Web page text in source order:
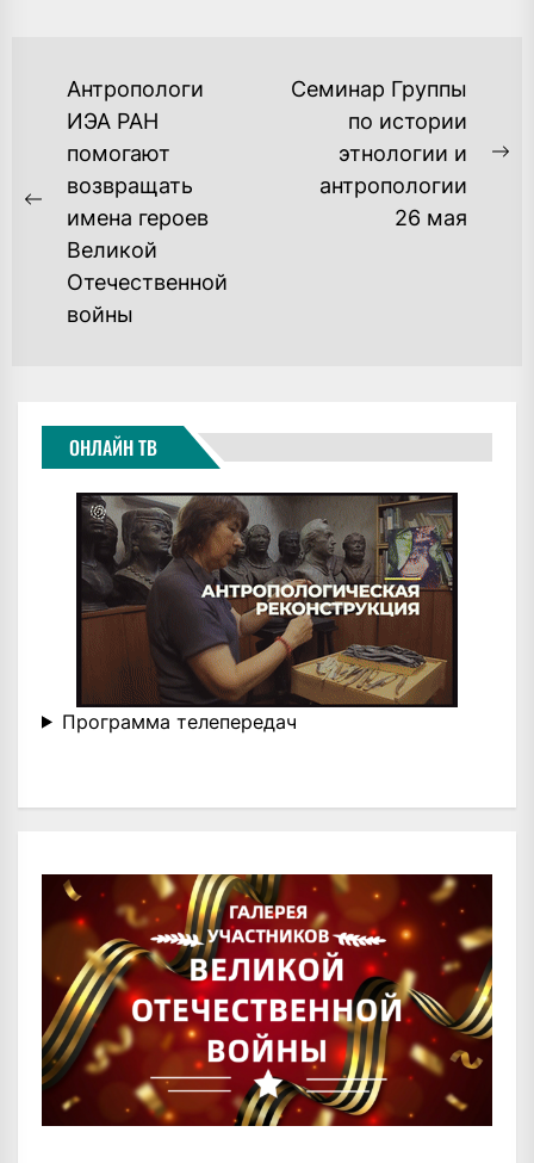
НАВИГАЦИЯ
ЗАПИСЯМ
Previous
post:
Антропологи
ИЭА РАН
помогают
возвращать
имена героев
Великой
Отечественной
войны
Семинар Группы
по истории
этнологии и
антропологии
26 мая
ОНЛАЙН ТВ
Программа телепередач